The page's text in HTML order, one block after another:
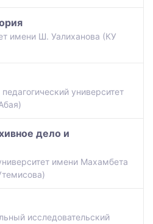
имени Ш. Уалиханова (КУ
университет
дело и
имени Махамбета
исследовательский